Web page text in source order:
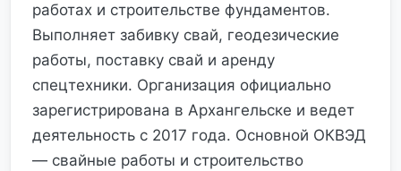
работах и строительстве фундаментов.
Выполняет забивку свай, геодезические
работы, поставку свай и аренду
спецтехники. Организация официально
зарегистрирована в Архангельске и ведет
деятельность с 2017 года. Основной ОКВЭД
— свайные работы и строительство